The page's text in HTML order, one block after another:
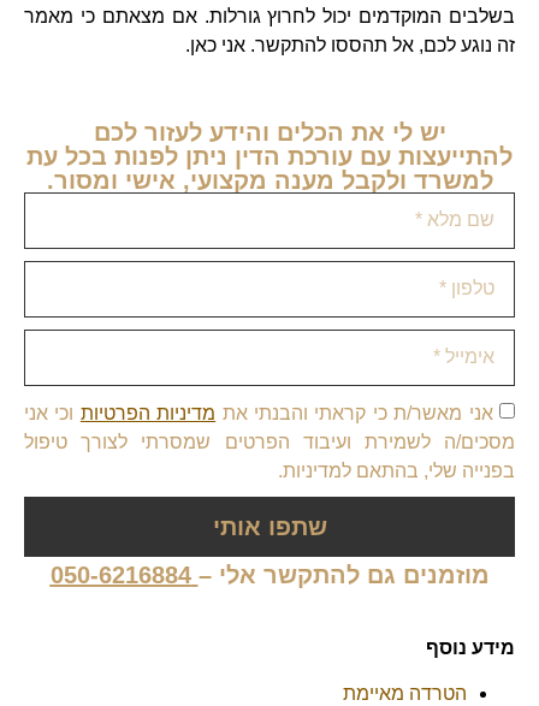
בשלבים המוקדמים יכול לחרוץ גורלות. אם מצאתם כי מאמר
זה נוגע לכם, אל תהססו להתקשר. אני כאן.
יש לי את הכלים והידע לעזור לכם
להתייעצות עם עורכת הדין ניתן לפנות בכל עת
למשרד ולקבל מענה מקצועי, אישי ומסור.
אני מאשר/ת כי קראתי והבנתי את מדיניות הפרטיות וכי אני
מסכים/ה לשמירת ועיבוד הפרטים שמסרתי לצורך טיפול
בפנייה שלי, בהתאם למדיניות.
שתפו אותי
מוזמנים גם להתקשר אלי – 050-6216884
מידע נוסף
הטרדה מאיימת